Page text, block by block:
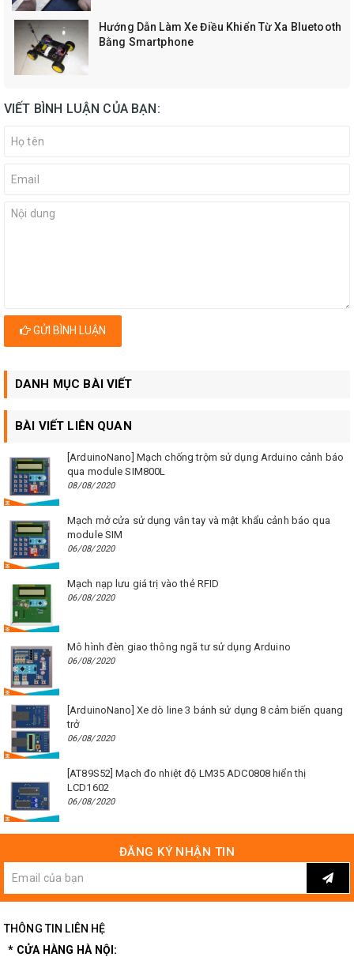
Hướng Dẫn Làm Xe Điều Khiển Từ Xa Bluetooth
Bằng Smartphone
VIẾT BÌNH LUẬN CỦA BẠN:
GỬI BÌNH LUẬN
DANH MỤC BÀI VIẾT
BÀI VIẾT LIÊN QUAN
[ArduinoNano] Mạch chống trộm sử dụng Arduino cảnh báo
qua module SIM800L
08/08/2020
Mạch mở cửa sử dụng vân tay và mật khẩu cảnh báo qua
module SIM
06/08/2020
Mạch nạp lưu giá trị vào thẻ RFID
06/08/2020
Mô hình đèn giao thông ngã tư sử dụng Arduino
06/08/2020
[ArduinoNano] Xe dò line 3 bánh sử dụng 8 cảm biến quang
trở
06/08/2020
[AT89S52] Mạch đo nhiệt độ LM35 ADC0808 hiển thị
LCD1602
06/08/2020
ĐĂNG KÝ NHẬN TIN
THÔNG TIN LIÊN HỆ
* CỬA HÀNG HÀ NỘI: